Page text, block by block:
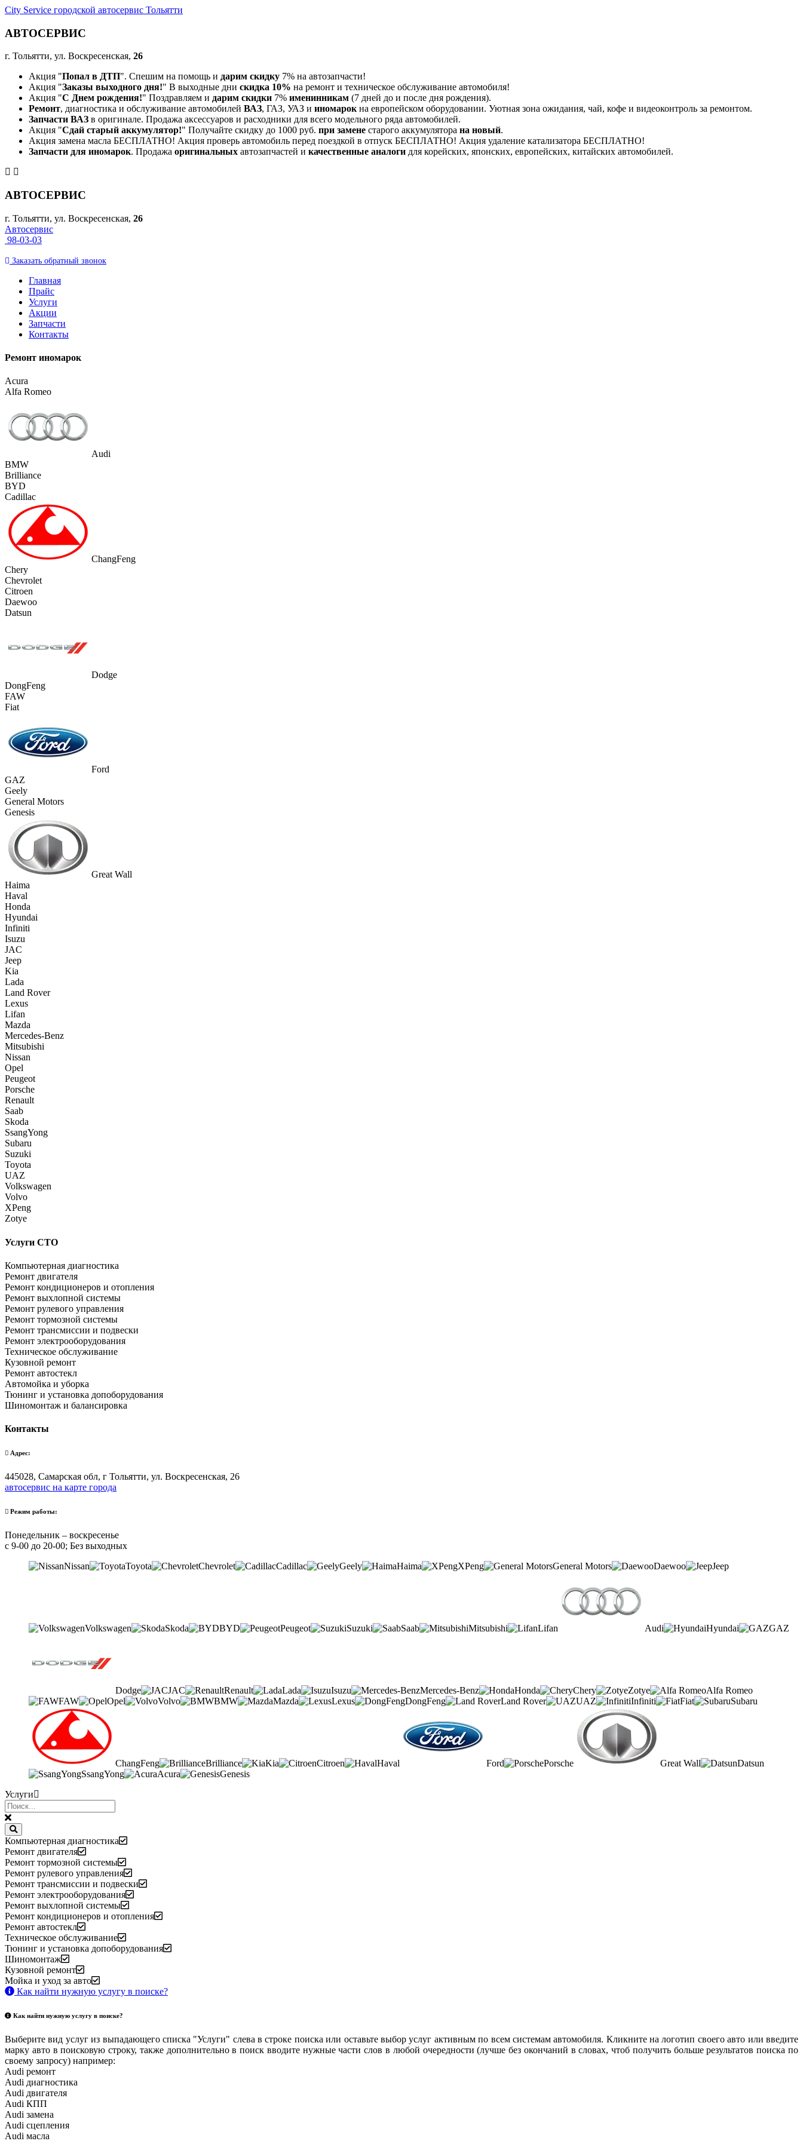
City Service городской автосервис Тольятти
АВТОСЕРВИС
г. Тольятти, ул. Воскресенская, 26
Акция "Попал в ДТП". Спешим на помощь и дарим скидку 7% на автозапчасти!
Акция "Заказы выходного дня!" В выходные дни скидка 10% на ремонт и техническое обслуживание автомобиля!
Акция "С Днем рождения!" Поздравляем и дарим скидки 7% именинникам (7 дней до и после дня рождения).
Ремонт, диагностика и обслуживание автомобилей ВАЗ, ГАЗ, УАЗ и иномарокна европейском оборудовании. Уютная зона ожидания, чай, кофе и видеоконтроль за ремонтом.
Запчасти ВАЗ в оригинале. Продажа аксессуаров и расходники для всего модельного ряда автомобилей.
Акция "Сдай старый аккумулятор!" Получайте скидку до 1000 руб. при замене старого аккумулятора на новый.
Акция замена масла БЕСПЛАТНО! Акция проверь автомобиль перед поездкой в отпуск БЕСПЛАТНО! Акция удаление катализатора БЕСПЛАТНО!
Запчасти для иномарок. Продажа оригинальных автозапчастей и качественные аналоги для корейских, японских, европейских, китайских автомобилей.
АВТОСЕРВИС
г. Тольятти, ул. Воскресенская, 26
Автосервис
98-03-03
Заказать обратный звонок
Главная
Прайс
Услуги
Акции
Запчасти
Контакты
Ремонт иномарок
Acura
Alfa Romeo
Audi
BMW
Brilliance
BYD
Cadillac
ChangFeng
Chery
Chevrolet
Citroen
Daewoo
Datsun
Dodge
DongFeng
FAW
Fiat
Ford
GAZ
Geely
General Motors
Genesis
Great Wall
Haima
Haval
Honda
Hyundai
Infiniti
Isuzu
JAC
Jeep
Kia
Lada
Land Rover
Lexus
Lifan
Mazda
Mercedes-Benz
Mitsubishi
Nissan
Opel
Peugeot
Porsche
Renault
Saab
Skoda
SsangYong
Subaru
Suzuki
Toyota
UAZ
Volkswagen
Volvo
XPeng
Zotye
Услуги СТО
Компьютерная диагностика
Ремонт двигателя
Ремонт кондиционеров и отопления
Ремонт выхлопной системы
Ремонт рулевого управления
Ремонт тормозной системы
Ремонт трансмиссии и подвески
Ремонт электрооборудования
Техническое обслуживание
Кузовной ремонт
Ремонт автостекл
Автомойка и уборка
Тюнинг и установка допоборудования
Шиномонтаж и балансировка
Контакты
Адрес:
445028, Самарская обл, г Тольятти, ул. Воскресенская, 26
автосервис на карте города
Режим работы:
Понедельник – воскресенье
с 9-00 до 20-00; Без выходных
Nissan
Toyota Chevrolet Cadillac Geely Haima XPeng General Motors Daewoo Jeep
Volkswagen Skoda BYD Peugeot Suzuki Saab Mitsubishi Lifan Audi Hyundai GAZ
Dodge JAC Renault Lada Isuzu Mercedes-Benz Honda Chery Zotye
Alfa Romeo
FAW
Opel Volvo BMW Mazda Lexus DongFeng Land Rover UAZ Infiniti Fiat Subaru
ChangFeng Brilliance Kia Citroen Haval Ford Porsche Great Wall
Datsun
SsangYong
Acura
Genesis
Услуги
Компьютерная диагностика
Ремонт двигателя
Ремонт тормозной системы
Ремонт рулевого управления
Ремонт трансмиссии и подвески
Ремонт электрооборудования
Ремонт выхлопной системы
Ремонт кондиционеров и отопления
Ремонт автостекл
Техническое обслуживание
Тюнинг и установка допоборудования
Шиномонтаж
Кузовной ремонт
Мойка и уход за авто
Как найти нужную услугу в поиске?
Как найти нужную услугу в поиске?
Выберите вид услуг из выпадающего списка "Услуги" слева в строке поиска или оставьте выбор услуг активным по всем системам автомобиля. Кликните на логотип своего авто или введите
марку авто в поисковую строку, также дополнительно в поиск вводите нужные части слов в любой очередности (лучше без окончаний в словах, чтоб получить больше результатов поиска по
своему запросу) например:
Audi ремонт
Audi диагностика
Audi двигателя
Audi КПП
Audi замена
Audi сцепления
Audi масла